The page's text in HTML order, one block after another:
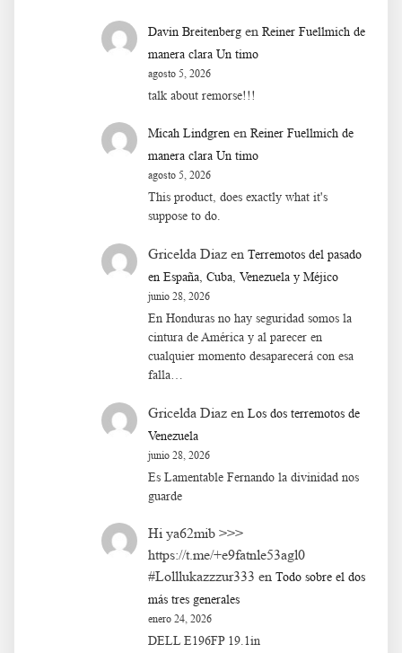
Davin Breitenberg en Reiner Fuellmich de
manera clara Un timo
agosto 5, 2026
talk about remorse!!!
Micah Lindgren en Reiner Fuellmich de
manera clara Un timo
agosto 5, 2026
This product, does exactly what it's
suppose to do.
Gricelda Diaz en Terremotos del pasado
en España, Cuba, Venezuela y Méjico
junio 28, 2026
En Honduras no hay seguridad somos la
cintura de América y al parecer en
cualquier momento desaparecerá con esa
falla…
Gricelda Diaz en Los dos terremotos de
Venezuela
junio 28, 2026
Es Lamentable Fernando la divinidad nos
guarde
Hi ya62mib >>>
https://t.me/+e9fatnle53agl0
#Lolllukazzzur333 en Todo sobre el dos
más tres generales
enero 24, 2026
DELL E196FP 19.1in